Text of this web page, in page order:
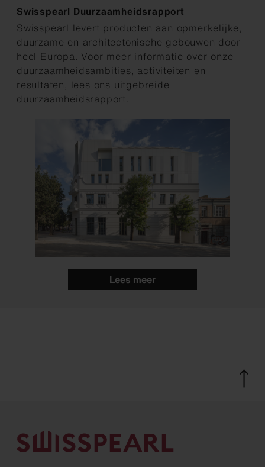
Lees meer
Swisspearl Duurzaamheidsrapport
Swisspearl levert producten aan opmerkelijke,
duurzame en architectonische gebouwen door
heel Europa. Voor meer informatie over onze
duurzaamheidsambities, activiteiten en
resultaten, lees ons uitgebreide
duurzaamheidsrapport.